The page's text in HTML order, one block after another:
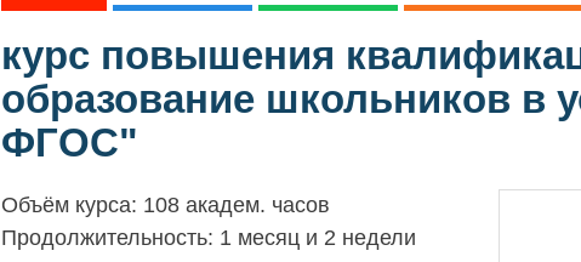
курс повышения
образование школьников в
ФГОС"
Объём курса: 108 академ. часов
Продолжительность: 1 месяц и 2 недели